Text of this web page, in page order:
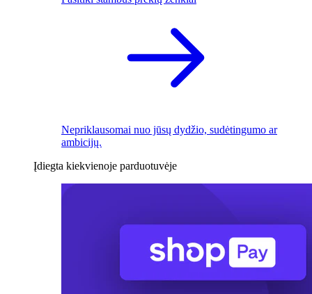
Nepriklausomai nuo jūsų dydžio, sudėtingumo ar
ambicijų.
Įdiegta kiekvienoje parduotuvėje